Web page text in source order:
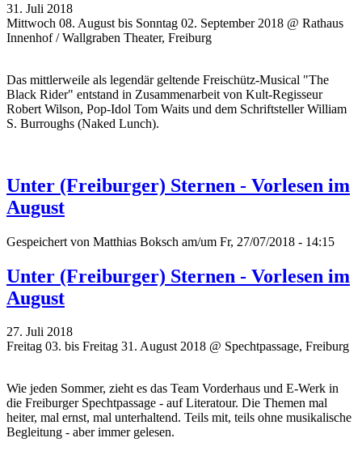
31. Juli 2018
Mittwoch 08. August bis Sonntag 02. September 2018 @ Rathaus
Innenhof / Wallgraben Theater, Freiburg
Das mittlerweile als legendär geltende Freischütz-Musical "The
Black Rider" entstand in Zusammenarbeit von Kult-Regisseur
Robert Wilson, Pop-Idol Tom Waits und dem Schriftsteller William
S. Burroughs (Naked Lunch).
Unter (Freiburger) Sternen - Vorlesen im
August
Gespeichert von Matthias Boksch am/um Fr, 27/07/2018 - 14:15
Unter (Freiburger) Sternen - Vorlesen im
August
27. Juli 2018
Freitag 03. bis Freitag 31. August 2018 @ Spechtpassage, Freiburg
Wie jeden Sommer, zieht es das Team Vorderhaus und E-Werk in
die Freiburger Spechtpassage - auf Literatour. Die Themen mal
heiter, mal ernst, mal unterhaltend. Teils mit, teils ohne musikalische
Begleitung - aber immer gelesen.